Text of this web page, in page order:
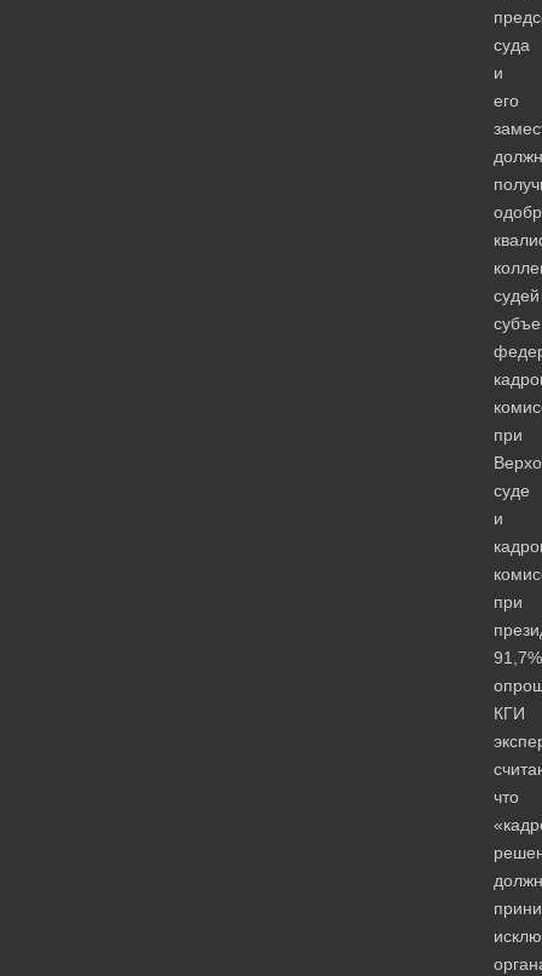
суда
и
его
судей
при
суде
и
при
91,7%
КГИ
что